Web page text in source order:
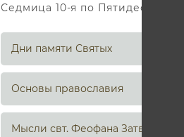
Седмица 10-я по
Дни памяти Святых
Основы православия
Мысли свт. Феофана Затворника